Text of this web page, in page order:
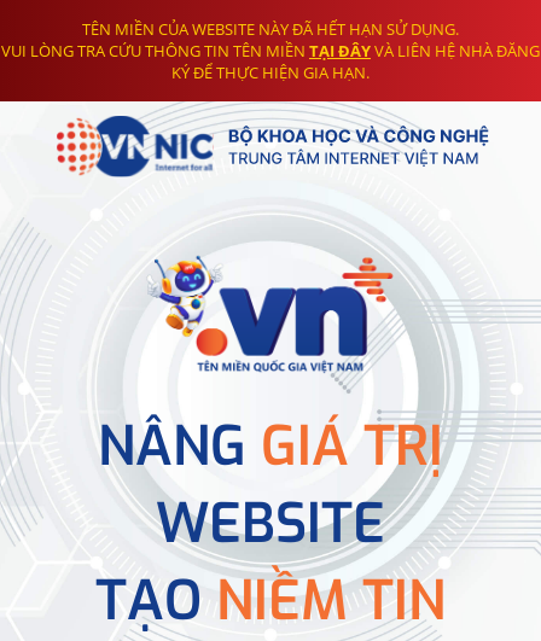
TÊN MIỀN CỦA WEBSITE NÀY ĐÃ HẾT HẠN SỬ DỤNG.
VUI LÒNG TRA CỨU THÔNG TIN TÊN MIỀN TẠI ĐÂYVÀ LIÊN HỆ NHÀ ĐĂNG
KÝ ĐỂ THỰC HIỆN GIA HẠN.
NÂNG GIÁ TRỊ
WEBSITE
TẠONIỀM TIN